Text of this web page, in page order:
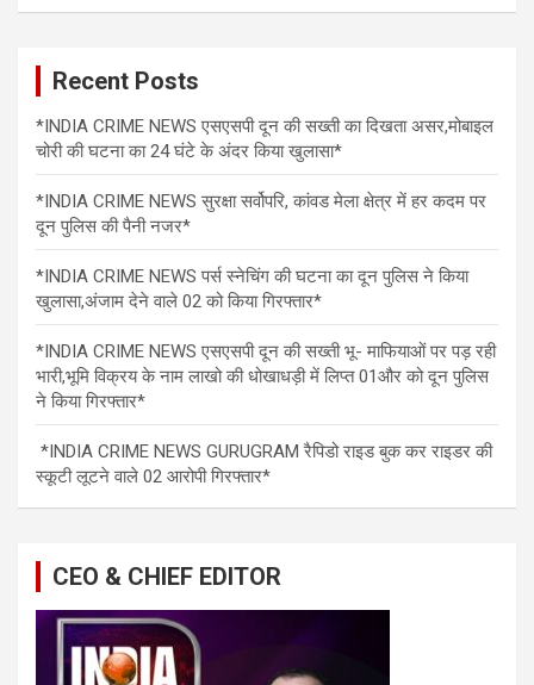
Recent Posts
*INDIA CRIME NEWS एसएसपी दून की सख्ती का दिखता असर,मोबाइल
चोरी की घटना का 24 घंटे के अंदर किया खुलासा*
*INDIA CRIME NEWS सुरक्षा सर्वोपरि, कांवड मेला क्षेत्र में हर कदम पर
दून पुलिस की पैनी नजर*
*INDIA CRIME NEWS पर्स स्नेचिंग की घटना का दून पुलिस ने किया
खुलासा,अंजाम देने वाले 02 को किया गिरफ्तार*
*INDIA CRIME NEWS एसएसपी दून की सख्ती भू- माफियाओं पर पड़ रही
भारी,भूमि विक्रय के नाम लाखो की धोखाधड़ी में लिप्त 01और को दून पुलिस
ने किया गिरफ्तार*
*INDIA CRIME NEWS GURUGRAM रैपिडो राइड बुक कर राइडर की
स्कूटी लूटने वाले 02 आरोपी गिरफ्तार*
CEO & CHIEF EDITOR